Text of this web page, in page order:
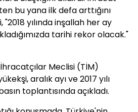
bu yana ilk defa arttığını
yılında inşallah her ay
tarihi rekor olacak."
Meclisi (TİM)
aralık ayı ve 2017 yılı
toplantısında açıkladı.